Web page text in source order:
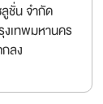
ชั่น จำกัด
งเทพมหานคร
ลง